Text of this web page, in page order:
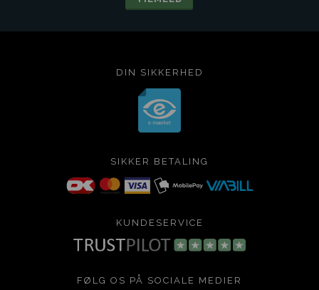
DIN SIKKERHED
SIKKER BETALING
KUNDESERVICE
FØLG OS PÅ SOCIALE MEDIER